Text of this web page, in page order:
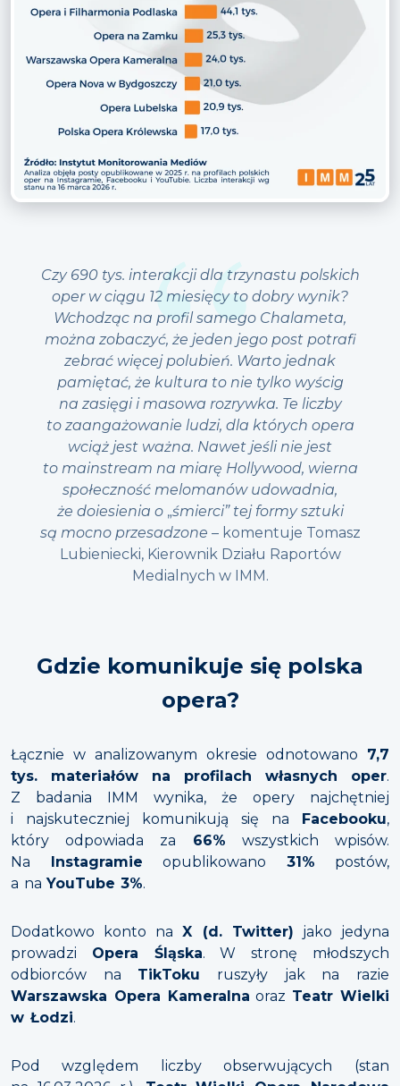
Czy 690 tys. interakcji dla trzynastu polskich
oper w ciągu 12 miesięcy to dobry wynik?
Wchodząc na profil samego Chalameta,
można zobaczyć, że jeden jego post potrafi
zebrać więcej polubień. Warto jednak
pamiętać, że kultura to nie tylko wyścig
na zasięgi i masowa rozrywka. Te liczby
to zaangażowanie ludzi, dla których opera
wciąż jest ważna. Nawet jeśli nie jest
to mainstream na miarę Hollywood, wierna
społeczność melomanów udowadnia,
że doiesienia o „śmierci” tej formy sztuki
są mocno przesadzone – komentuje Tomasz
Lubieniecki, Kierownik Działu Raportów
Medialnych w IMM.
Gdzie komunikuje się polska
opera?
Łącznie w analizowanym okresie odnotowano 7,7
tys. materiałów na profilach własnych oper.
Z badania IMM wynika, że opery najchętniej
i najskuteczniej komunikują się na
Facebooku,
który odpowiada za 66% wszystkich wpisów.
Na
Instagramie opublikowano 31% postów,
a naYouTube 3%.
Dodatkowo konto naX (d. Twitter) jako jedyna
prowadzi Opera Śląska. W stronę młodszych
odbiorców na TikToku ruszyły jak na razie
Warszawska Opera Kameralna oraz Teatr Wielki
w Łodzi.
Pod względem liczby obserwujących (stan